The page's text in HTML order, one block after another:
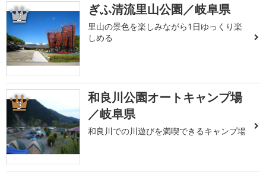
2 ぎふ清流里山公園／岐阜県
里山の景色を楽しみながら1日ゆっくり楽
しめる
3
和良川公園オートキャンプ場
／岐阜県
和良川での川遊びを満喫できるキャンプ場